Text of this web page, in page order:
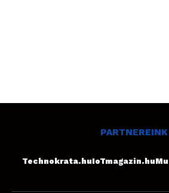
PARTNEREINK
Technokrata.huIoTmagazin.hu